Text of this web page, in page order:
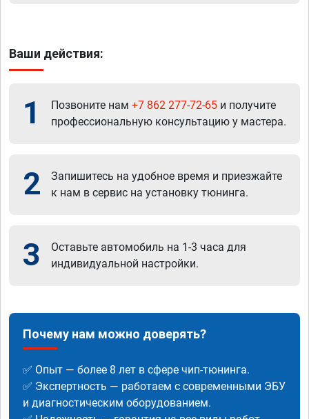
Ваши действия:
1 Позвоните нам +7 862 277-72-65 и получите
профессиональную консультацию у мастера.
2
Запишитесь на удобное время и приезжайте
к нам в сервис на установку тюнинга.
3
Оставьте автомобиль на 1-3 часа для
индивидуальной настройки.
Почему нам можно доверять?
✅ Опыт — более 8 лет в сфере чип-тюнинга.
✅ Экспертность — работаем с современными ЭБУ
и диагностическим оборудованием.